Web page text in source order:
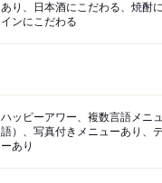
あり、日本酒にこだわる、焼酎
インにこだわる
ハッピーアワー、複数言語メニ
語）、写真付きメニューあり、
ーあり